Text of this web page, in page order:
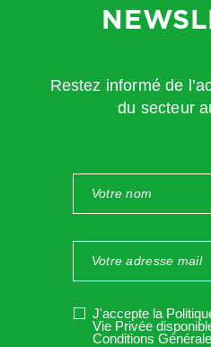
Restez informé de
du secteur
J'accepte la
Vie Privée
Conditions